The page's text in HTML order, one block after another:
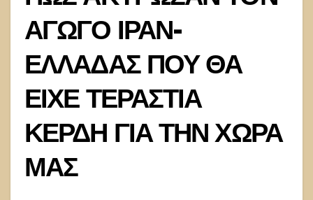
ΑΓΩΓΟ ΙΡΑΝ-
ΕΛΛΑΔΑΣ ΠΟΥ ΘΑ
ΕΙΧΕ ΤΕΡΑΣΤΙΑ
ΚΕΡΔΗ ΓΙΑ ΤΗΝ ΧΩΡΑ
ΜΑΣ